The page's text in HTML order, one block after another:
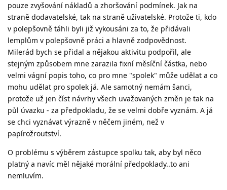
pouze zvyšování nákladů a zhoršování podmínek. Jak na
straně dodavatelské, tak na straně uživatelské. Protože ti, kdo
v polepšovně táhli byli již vykousáni za to, že přidávali
lemplům v polepšovně práci a hlavně zodpovědnost.
Milerád bych se přidal a nějakou aktivitu podpořil, ale
stejným způsobem mne zarazila fixní měsíční částka, nebo
velmi vágní popis toho, co pro mne "spolek" může udělat a co
mohu udělat pro spolek já. Ale samotný nemám šanci,
protože už jen číst návrhy všech uvažovaných změn je tak na
půl úvazku - za předpokladu, že se velmi dobře vyznám. A já
se chci vyznávat výrazně v něčem jiném, než v
papírožroutství.
O problému s výběrem zástupce spolku tak, aby byl něco
platný a navíc měl nějaké morální předpoklady..to ani
nemluvím.